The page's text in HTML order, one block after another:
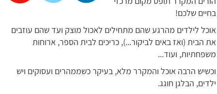
בחיים שלכם!
אוכל לילדים מהרגע שהם מתחילים לאכול מוצק ועד שהם עוזבים
את הבית (ואז באים לביקור...), כריכים לבית הספר, ארוחות
משפחתיות, ועוד...
וכשיש הרבה אוכל והמקרר מלא, בעיקר כשממהרים ועסוקים ויש
ילדים, הבלגן חוגג.